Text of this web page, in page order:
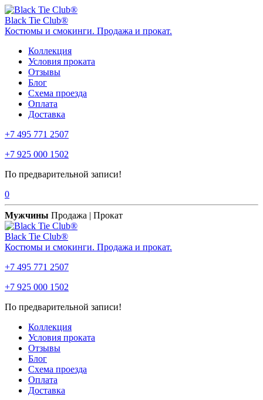
Black Tie Club®
Костюмы и смокинги. Продажа и прокат.
Коллекция
Условия проката
Отзывы
Блог
Схема проезда
Оплата
Доставка
+7 495 771 2507
+7 925 000 1502
По предварительной записи!
0
Мужчины Продажа | Прокат
Black Tie Club®
Костюмы и смокинги. Продажа и прокат.
+7 495 771 2507
+7 925 000 1502
По предварительной записи!
Коллекция
Условия проката
Отзывы
Блог
Схема проезда
Оплата
Доставка